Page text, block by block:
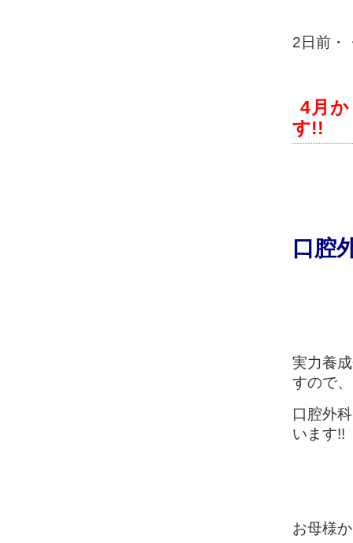
2日前・
4月
す!!
口腔
実力養
すので、
口腔外
います!!
お母様